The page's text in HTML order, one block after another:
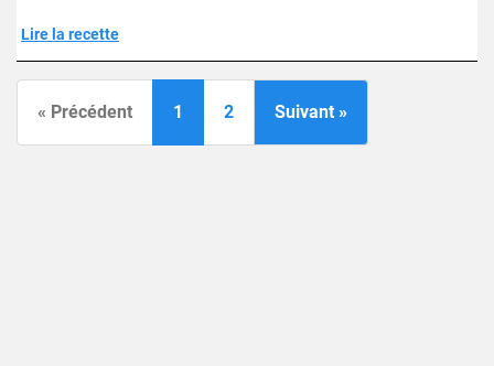
Lire la recette
« Précédent 1 2 Suivant »